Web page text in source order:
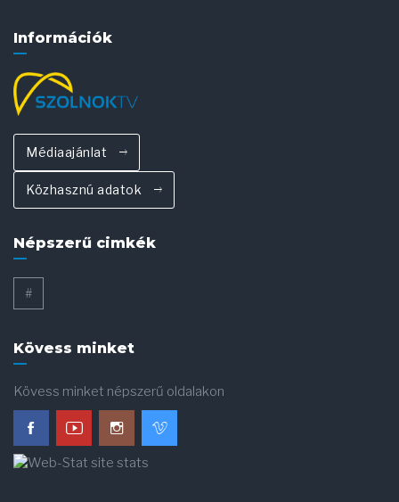
Információk
Médiaajánlat
Közhasznú adatok
Népszerű cimkék
#
Kövess minket
Kövess minket népszerű oldalakon